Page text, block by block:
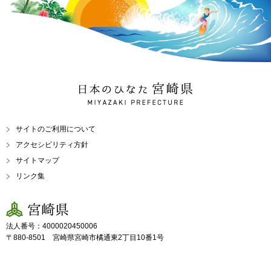
日本のひなた 宮崎県
MIYAZAKI PREFECTURE
サイトのご利用について
アクセシビリティ方針
サイトマップ
リンク集
宮崎県
法人番号：4000020450006
〒880-8501 宮崎県宮崎市橘通東2丁目10番1号